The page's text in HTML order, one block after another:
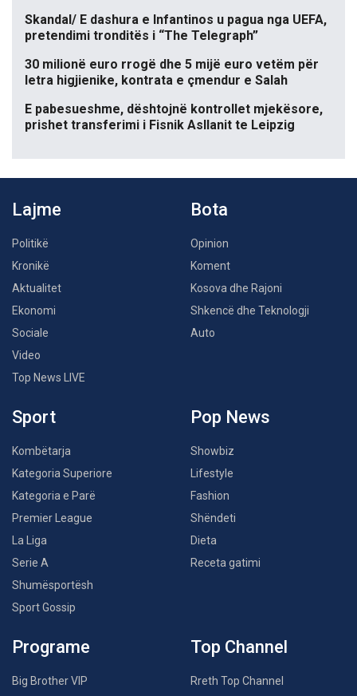
Skandal/ E dashura e Infantinos u pagua nga UEFA,
pretendimi tronditës i “The Telegraph”
30 milionë euro rrogë dhe 5 mijë euro vetëm për
letra higjienike, kontrata e çmendur e Salah
E pabesueshme, dështojnë kontrollet mjekësore,
prishet transferimi i Fisnik Asllanit te Leipzig
Lajme
Politikë
Kronikë
Aktualitet
Ekonomi
Sociale
Video
Top News LIVE
Bota
Opinion
Koment
Kosova dhe Rajoni
Shkencë dhe Teknologji
Auto
Sport
Kombëtarja
Kategoria Superiore
Kategoria e Parë
Premier League
La Liga
Serie A
Shumësportësh
Sport Gossip
Pop News
Showbiz
Lifestyle
Fashion
Shëndeti
Dieta
Receta gatimi
Programe
Big Brother VIP
Top Channel
Rreth Top Channel